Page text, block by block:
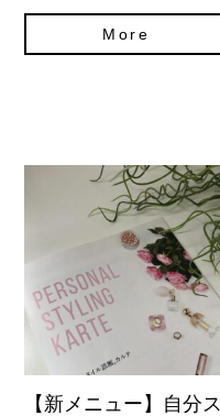
More
【新メニュー】自分ス